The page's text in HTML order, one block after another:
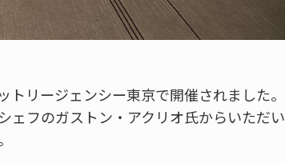
リージェンシー東京で開催されました。
ェフのガストン・アクリオ氏からいただい